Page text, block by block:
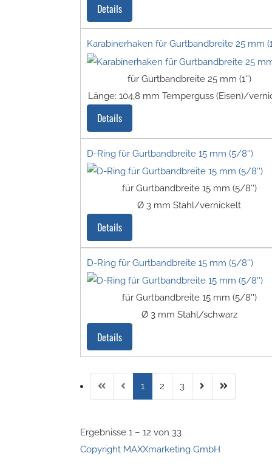
Details
Karabinerhaken für Gurtbandbreite 25 mm
für Gurtbandbreite 25 mm (1'')
Länge: 104,8 mm Temperguss (Eisen)/
Details
D-Ring für Gurtbandbreite 15 mm (5/8'')
für Gurtbandbreite 15 mm (5/8'')
Ø 3 mm Stahl/vernickelt
Details
D-Ring für Gurtbandbreite 15 mm (5/8'')
für Gurtbandbreite 15 mm (5/8'')
Ø 3 mm Stahl/schwarz
Details
1 2 3
Ergebnisse 1 – 12 von 33
Copyright MAXXmarketing GmbH